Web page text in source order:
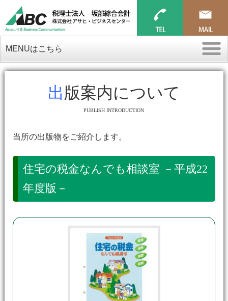
MENUはこちら
出版案内について
PUBLISH INTRODUCTION
当所の出版物をご紹介します。
住宅の税金なんでも相談室 －平成22
年度版－